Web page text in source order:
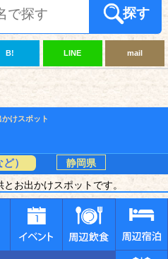
探す
B! LINE mail
けスポット
）
静岡県
お出かけスポットです。